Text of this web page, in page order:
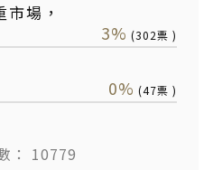
場，
3% 302
0% 47
： 10779